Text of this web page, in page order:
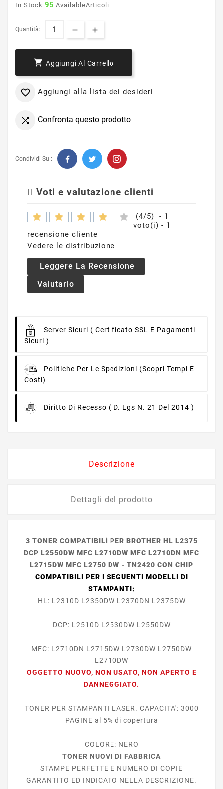
In Stock 95 AvailableArticoli
Quantità:
 Aggiungi Al Carrello
 Aggiungi alla lista dei desideri
 Confronta questo prodotto
Condividi Su :
Voti e valutazione clienti
(4/5) - 1
voto(i) - 1
recensione cliente
Vedere le distribuzione
Leggere La Recensione
Valutarlo
Server Sicuri ( Certificato SSL E Pagamenti
Sicuri )
Politiche Per Le Spedizioni (scopri Tempi E
Costi)
Diritto Di Recesso ( D. Lgs N. 21 Del 2014 )
Descrizione
Dettagli del prodotto
3 TONER COMPATIBILi PER BROTHER HL L2375
DCP L2550DW MFC L2710DW MFC L2710DN MFC
L2715DW MFC L2750 DW - TN2420 CON CHIP
COMPATIBILI PER I SEGUENTI MODELLI DI
STAMPANTI:
HL: L2310D L2350DW L2370DN L2375DW
DCP: L2510D L2530DW L2550DW
MFC: L2710DN L2715DW L2730DW L2750DW
L2710DW
OGGETTO NUOVO, NON USATO, NON APERTO E
DANNEGGIATO.
TONER PER STAMPANTI LASER. CAPACITA': 3000
PAGINE al 5% di copertura
COLORE: NERO
TONER NUOVI DI FABBRICA
STAMPE PERFETTE E NUMERO DI COPIE
GARANTITO ED INDICATO NELLA DESCRIZIONE.